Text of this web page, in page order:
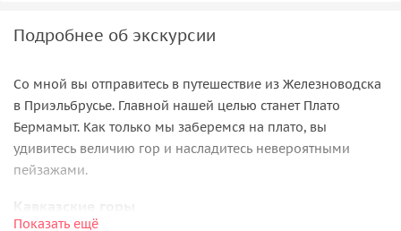
Подробнее об экскурсии
Со мной вы отправитесь в путешествие из Железноводска
в Приэльбрусье. Главной нашей целью станет Плато
Бермамыт. Как только мы заберемся на плато, вы
удивитесь величию гор и насладитесь невероятными
пейзажами.
Кавказские горы
Показать ещё